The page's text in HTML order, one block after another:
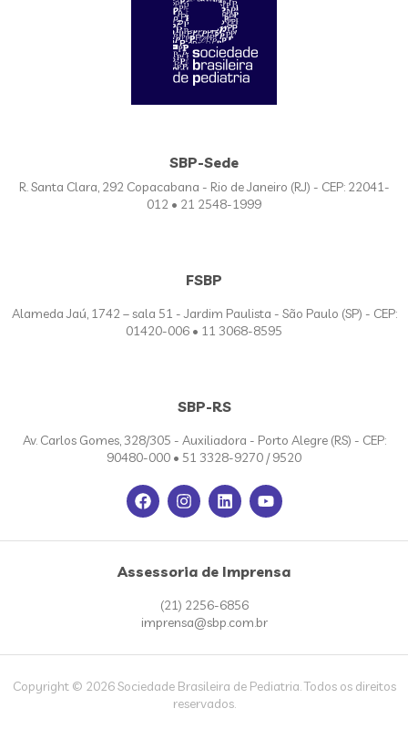
SBP-Sede
R. Santa Clara, 292 Copacabana - Rio de Janeiro (RJ) - CEP: 22041-
012 • 21 2548-1999
FSBP
Alameda Jaú, 1742 – sala 51 - Jardim Paulista - São Paulo (SP) - CEP:
01420-006 • 11 3068-8595
SBP-RS
Av. Carlos Gomes, 328/305 - Auxiliadora - Porto Alegre (RS) - CEP:
90480-000 • 51 3328-9270 / 9520
Assessoria de Imprensa
(21) 2256-6856
imprensa@sbp.com.br
Copyright © 2026 Sociedade Brasileira de Pediatria. Todos os direitos
reservados.